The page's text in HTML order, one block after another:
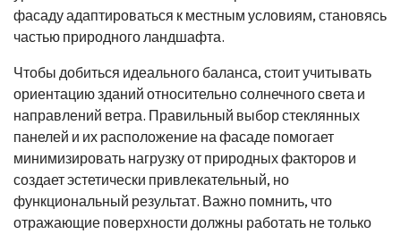
фасаду адаптироваться к местным условиям, становясь
частью природного ландшафта.
Чтобы добиться идеального баланса, стоит учитывать
ориентацию зданий относительно солнечного света и
направлений ветра. Правильный выбор стеклянных
панелей и их расположение на фасаде помогает
минимизировать нагрузку от природных факторов и
создает эстетически привлекательный, но
функциональный результат. Важно помнить, что
отражающие поверхности должны работать не только